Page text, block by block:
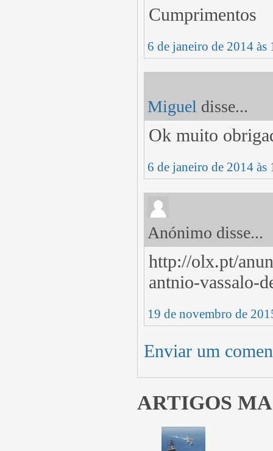
Cumprimentos
6 de janeiro de 2014
Miguel disse...
Ok muito
6 de janeiro de 2014
Anónimo disse...
http://olx.pt/
antnio-vassalo-
19 de novembro de
Enviar um
ARTIGOS